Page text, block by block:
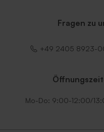
Fragen zu
+49 2405 8923-
Mo-Do: 9:00-12:00/